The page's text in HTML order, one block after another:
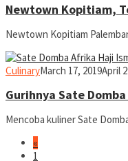
Newtown Kopitiam,
Newtown Kopitiam
Culinaryyopiefranz
March 17, 2019April
Gurihnya Sate
Mencoba kuliner Sate
«
1